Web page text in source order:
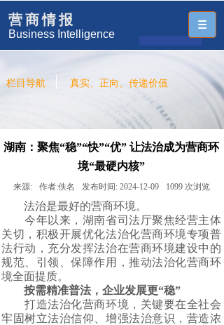
营商情报
Business Intelligence
栏目导航 真实、正向、传递价值
湖南：聚焦“稳”“快”“优” 让法治成为营商环
境“最硬内核”
来源: 作者:佚名 发布时间: 2024-12-09 1099 次浏览
法治是最好的营商环境。
今年以来，湖南省司法厅聚焦经营主体
关切，积极开展优化法治化营商环境专项普
法行动，充分发挥法治在营商环境建设中的
规范、引领、保障作用，推动法治化营商环
境全面提质。
按需精准普法，企业发展更“稳”
打造法治化营商环境，关键要在全社会
牢固树立法治信仰、增强法治意识，营造浓